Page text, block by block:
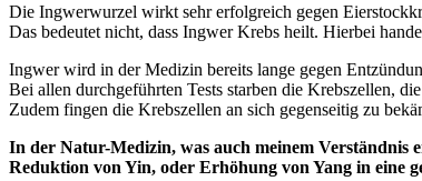
Die Ingwerwurzel wirkt sehr erfolgreich gegen
Das bedeutet nicht, dass Ingwer Krebs heilt. Hierbei
Ingwer wird in der Medizin bereits lange gegen
Bei allen durchgeführten Tests starben die Krebszellen,
Zudem fingen die Krebszellen an sich gegenseitig zu
In der Natur-Medizin, was auch meinem Verständnis
Reduktion von Yin, oder Erhöhung von Yang in eine